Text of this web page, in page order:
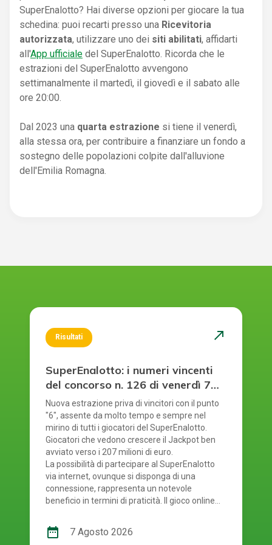
SuperEnalotto? Hai diverse opzioni per giocare la tua
schedina: puoi recarti presso una Ricevitoria
autorizzata, utilizzare uno dei siti abilitati, affidarti
all'App ufficiale del SuperEnalotto. Ricorda che le
estrazioni del SuperEnalotto avvengono
settimanalmente il martedì, il giovedì e il sabato alle
ore 20:00.
Dal 2023 una quarta estrazione si tiene il venerdì,
alla stessa ora, per contribuire a finanziare un fondo a
sostegno delle popolazioni colpite dall'alluvione
dell'Emilia Romagna.
Risultati north_east
SuperEnalotto: i numeri vincenti
del concorso n. 126 di venerdì 7
agosto 2026
Nuova estrazione priva di vincitori con il punto
"6", assente da molto tempo e sempre nel
mirino di tutti i giocatori del SuperEnalotto.
Giocatori che vedono crescere il Jackpot ben
avviato verso i 207 milioni di euro.
La possibilità di partecipare al SuperEnalotto
via internet, ovunque si disponga di una
connessione, rappresenta un notevole
beneficio in termini di praticità. Il gioco online
questo considerevole vantaggio: evita la
necessità di recarsi fisicamente in ricevitoria
date_range 7 Agosto 2026